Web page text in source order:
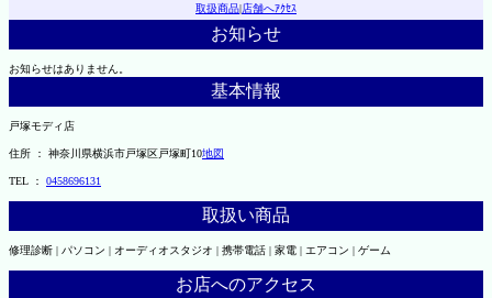
取扱商品|店舗へｱｸｾｽ
お知らせ
お知らせはありません。
基本情報
戸塚モディ店
住所 ： 神奈川県横浜市戸塚区戸塚町10地図
TEL ： 0458696131
取扱い商品
修理診断 | パソコン | オーディオスタジオ | 携帯電話 | 家電 | エアコン | ゲーム
お店へのアクセス